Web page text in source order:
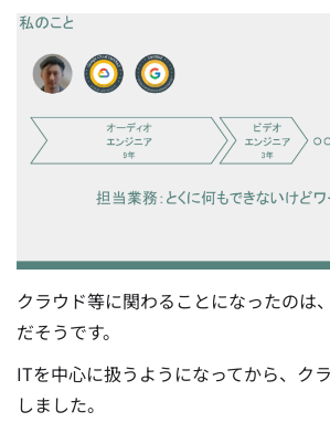
クラウド等に関わることになったのは
だそうです。
ITを中心に扱うようになってから、ク
しました。